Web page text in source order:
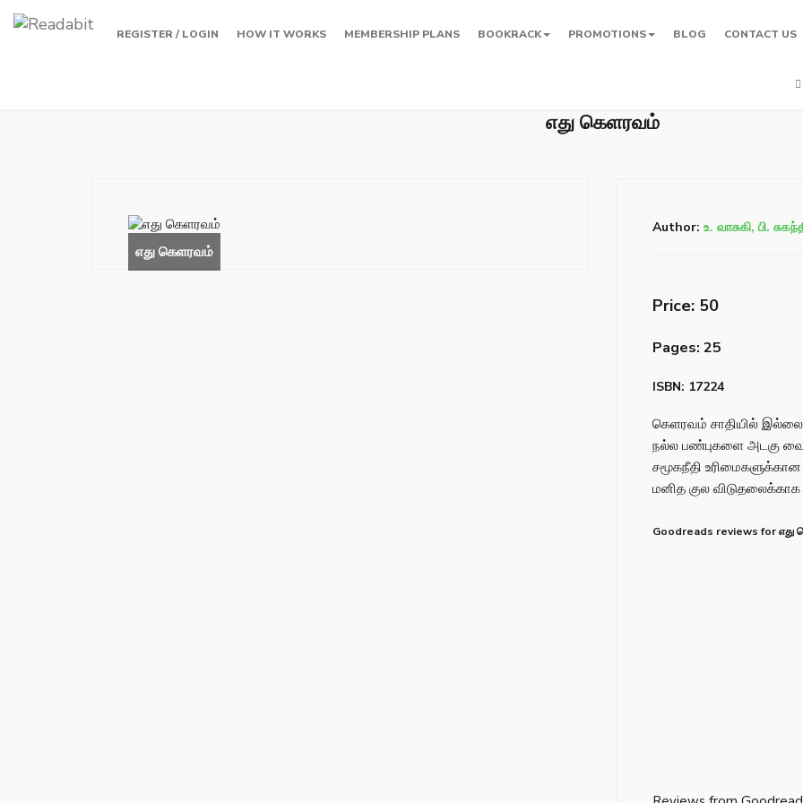
REGISTER / LOGIN HOW IT WORKS MEMBERSHIP PLANS BOOKRACK PROMOTIONS BLOG CONTACT US
எது கெளரவம்
Author: உ. வாசுகி, பி.
Price: ₹50
Pages: 25
ISBN: 17224
கெளரவம் சாதியில் இல்லை
நல்ல பண்புகளை அடகு
சமூகநீதி
மனித குல
Goodreads reviews for எது